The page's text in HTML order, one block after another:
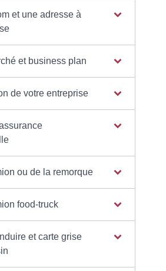
et une adresse à
et business plan
de votre entreprise
ou de la remorque
food-truck
et carte grise